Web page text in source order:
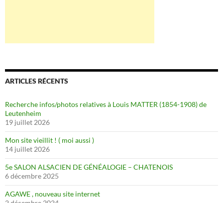
ARTICLES RÉCENTS
Recherche infos/photos relatives à Louis MATTER (1854-1908) de
Leutenheim
19 juillet 2026
Mon site vieillit ! ( moi aussi )
14 juillet 2026
5e SALON ALSACIEN DE GÉNÉALOGIE – CHATENOIS
6 décembre 2025
AGAWE , nouveau site internet